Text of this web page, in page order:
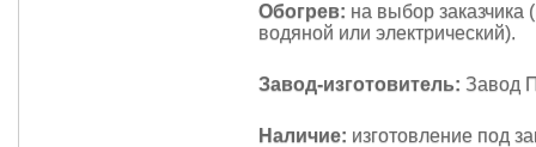
Обогрев: на выбор заказчика
водяной или электрический).
Завод-изготовитель: Завод
Наличие: изготовление под